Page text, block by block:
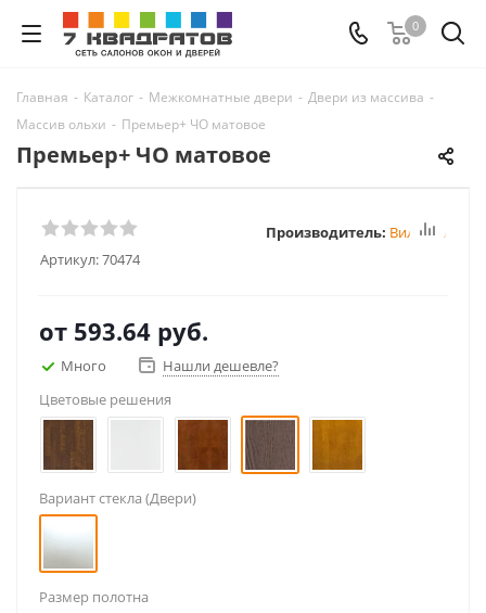
0
Главная - Каталог - Межкомнатные двери - Двери из массива -
Массив ольхи - Премьер+ ЧО матовое
Премьер+ ЧО матовое
Артикул:70474
Производитель: Вилейка
от 593.64 руб.
Много
Нашли дешевле?
Цветовые решения
Вариант стекла (Двери)
Размер полотна